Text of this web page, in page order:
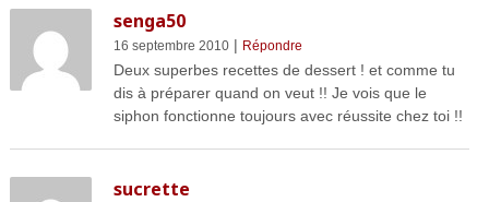
senga50
16 septembre 2010| Répondre
Deux superbes recettes de dessert ! et comme tu
dis à préparer quand on veut !! Je vois que le
siphon fonctionne toujours avec réussite chez toi !!
sucrette